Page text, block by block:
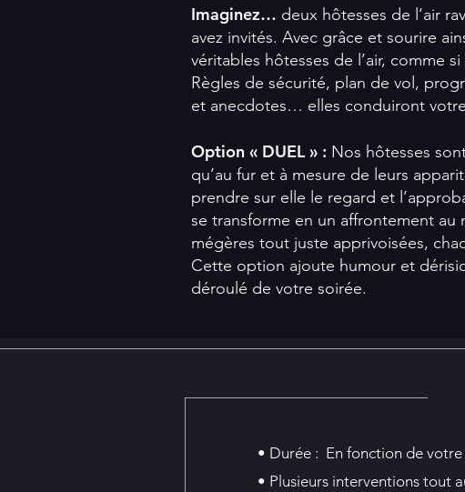
Imaginez… deux hôtesses de l’air
avez invités. Avec grâce et sourire
véritables hôtesses de l’air, comme
Règles de sécurité, plan de vol,
et anecdotes… elles conduiront
Option « DUEL » : Nos hôtesses
qu’au fur et à mesure de leurs
prendre sur elle le regard et
se transforme en un affrontement
mégères tout juste apprivoisées,
Cette option ajoute humour et
déroulé de votre soirée.
• Durée : En fonction de votre
• Plusieurs interventions tout